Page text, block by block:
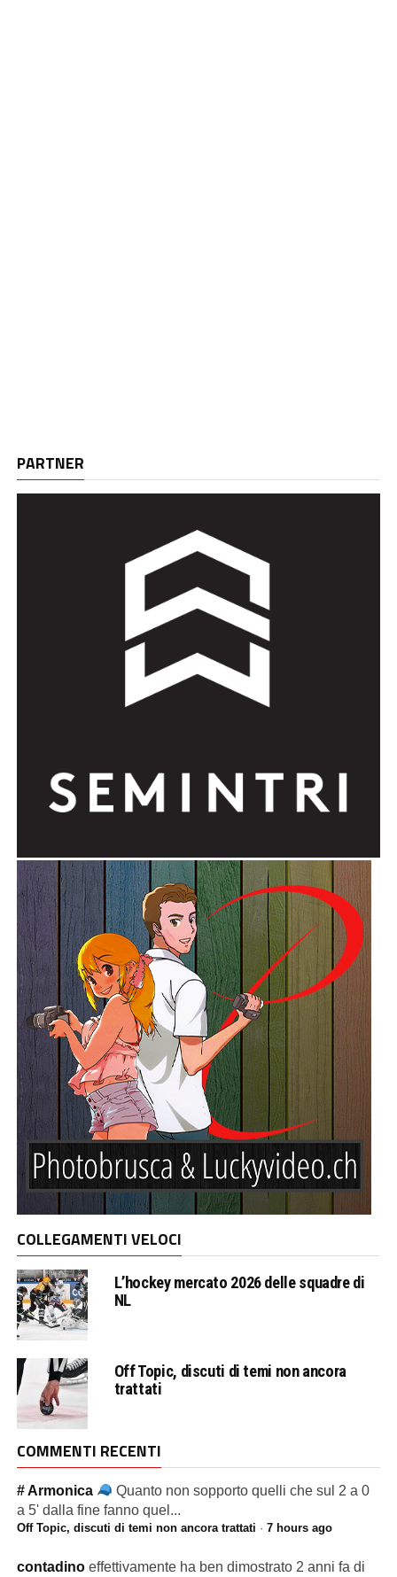
PARTNER
COLLEGAMENTI VELOCI
L’hockey mercato 2026 delle squadre di
NL
Off Topic, discuti di temi non ancora
trattati
COMMENTI RECENTI
# Armonica
Quanto non sopporto quelli che sul 2 a 0
a 5' dalla fine fanno quel...
Off Topic, discuti di temi non ancora trattati · 7 hours ago
contadino effettivamente ha ben dimostrato 2 anni fa di